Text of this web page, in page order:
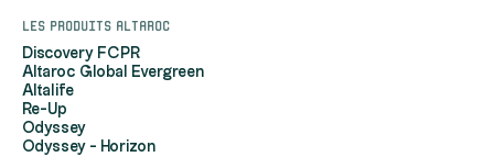
Les produits Altaroc
Discovery FCPR
Altaroc Global Evergreen
Altalife
Re-Up
Odyssey
Odyssey - Horizon